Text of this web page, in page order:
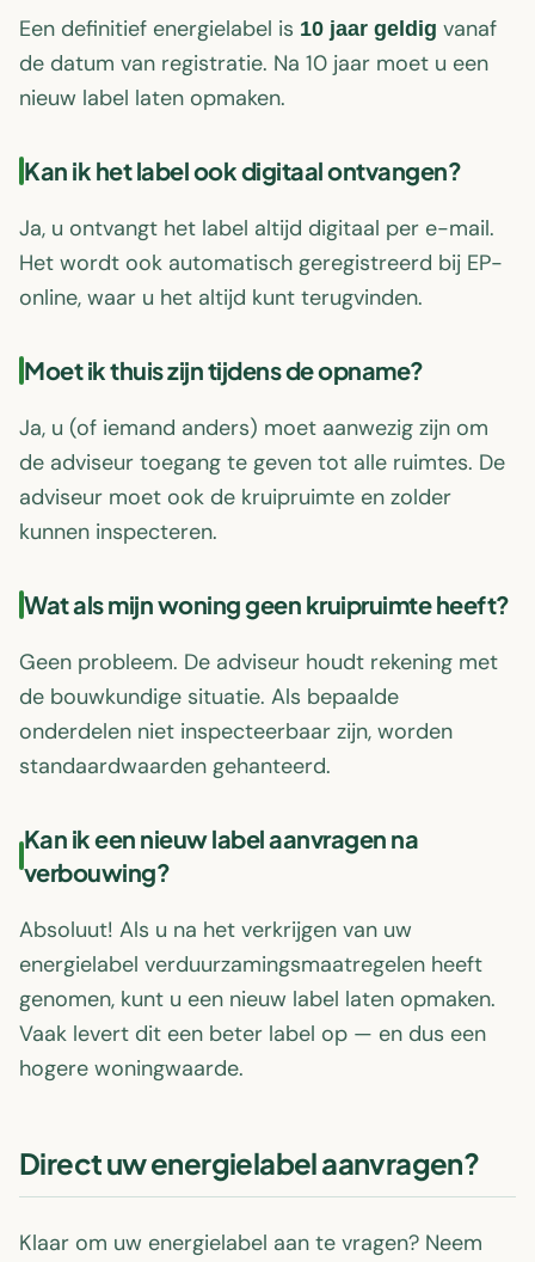
Een definitief energielabel is 10 jaar geldig vanaf
de datum van registratie. Na 10 jaar moet u een
nieuw label laten opmaken.
Kan ik het label ook digitaal ontvangen?
Ja, u ontvangt het label altijd digitaal per e-mail.
Het wordt ook automatisch geregistreerd bij EP-
online, waar u het altijd kunt terugvinden.
Moet ik thuis zijn tijdens de opname?
Ja, u (of iemand anders) moet aanwezig zijn om
de adviseur toegang te geven tot alle ruimtes. De
adviseur moet ook de kruipruimte en zolder
kunnen inspecteren.
Wat als mijn woning geen kruipruimte heeft?
Geen probleem. De adviseur houdt rekening met
de bouwkundige situatie. Als bepaalde
onderdelen niet inspecteerbaar zijn, worden
standaardwaarden gehanteerd.
Kan ik een nieuw label aanvragen na
verbouwing?
Absoluut! Als u na het verkrijgen van uw
energielabel verduurzamingsmaatregelen heeft
genomen, kunt u een nieuw label laten opmaken.
Vaak levert dit een beter label op — en dus een
hogere woningwaarde.
Direct uw energielabel aanvragen?
Klaar om uw energielabel aan te vragen? Neem